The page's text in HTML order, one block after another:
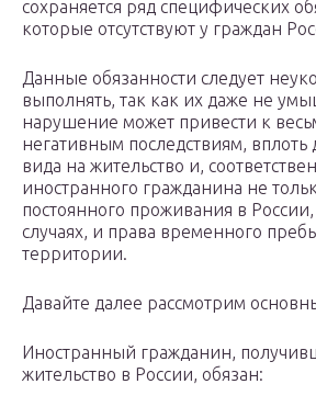
сохраняется ряд специфических
которые отсутствуют у граждан
Данные обязанности следует
выполнять, так как их даже не
нарушение может привести к
негативным последствиям,
вида на жительство и,
иностранного гражданина не
постоянного проживания в
случаях, и права временного
территории.
Давайте далее рассмотрим
Иностранный гражданин,
жительство в России, обязан: